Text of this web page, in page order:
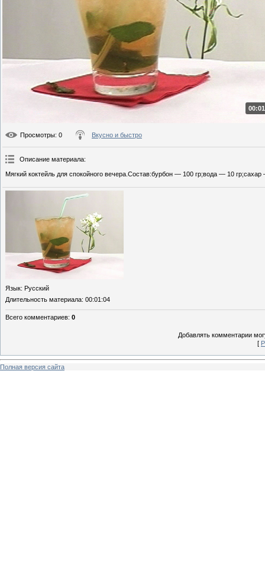
Просмотры: 0 Вкусно и быстро
Описание материала:
Мягкий коктейль для спокойного вечера.Состав:бурбон — 100 гр;вода — 10
Язык: Русский
Длительность материала: 00:01:04
Всего комментариев: 0
Добавлять комментарии
[
Полная версия сайта